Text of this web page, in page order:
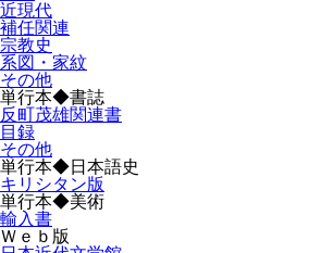
近現代
補任関連
宗教史
系図・家紋
その他
単行本◆書誌
反町茂雄関連書
目録
その他
単行本◆日本語史
キリシタン版
単行本◆美術
輸入書
Ｗｅｂ版